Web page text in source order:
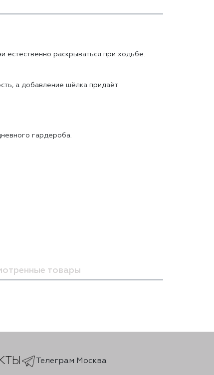
естественно раскрываться при ходьбе.
а добавление шёлка придаёт
гардероба.
товары
Телеграм Москва